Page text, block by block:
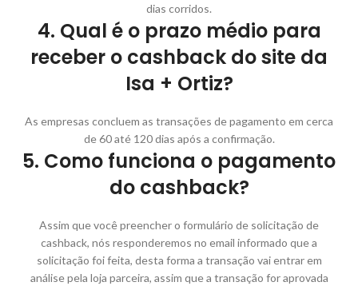
dias corridos.
4. Qual é o prazo médio para
receber o cashback do site da
Isa + Ortiz?
As empresas concluem as transações de pagamento em cerca
de 60 até 120 dias após a confirmação.
5. Como funciona o pagamento
do cashback?
Assim que você preencher o formulário de solicitação de
cashback, nós responderemos no email informado que a
solicitação foi feita, desta forma a transação vai entrar em
análise pela loja parceira, assim que a transação for aprovada